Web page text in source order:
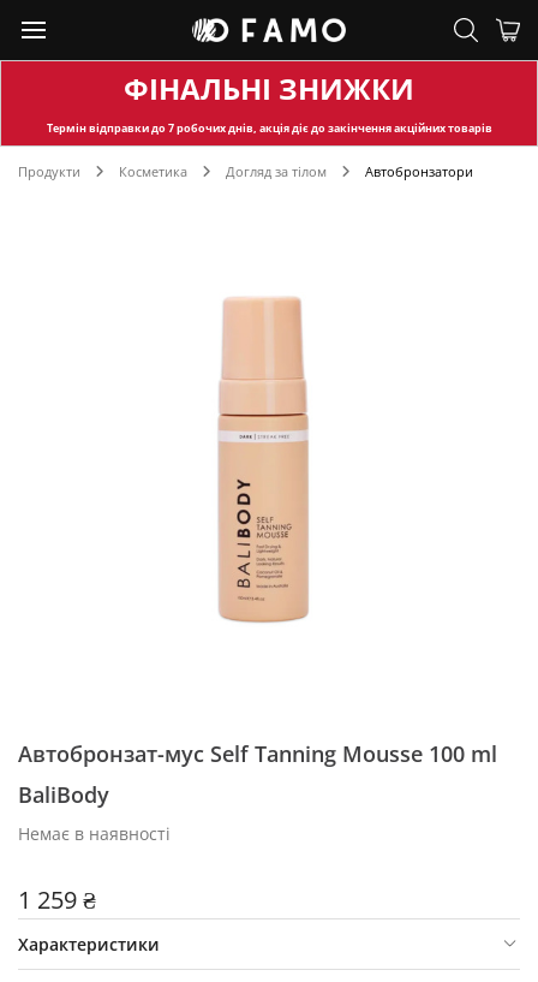
ФІНАЛЬНІ ЗНИЖКИ
Термін відправкидо 7 робочих днів, акція діє до закінчення акційних товарів
Продукти Косметика Догляд за тілом Автобронзатори
Автобронзат-муc Self Tanning Mousse 100 ml
BaliBody
Немає в наявності
1 259 ₴
Характеристики